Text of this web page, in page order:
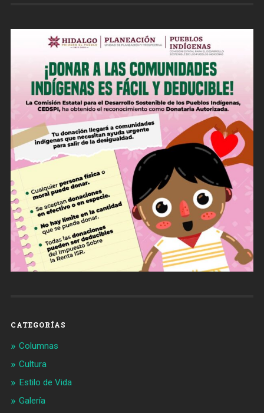
CATEGORÍAS
Columnas
Cultura
Estilo de Vida
Galería